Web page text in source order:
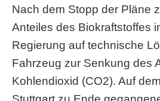
Nach dem Stopp der Pläne
Anteiles des Biokraftstoffes
Regierung auf technische
Fahrzeug zur Senkung des
Kohlendioxid (CO2). Auf